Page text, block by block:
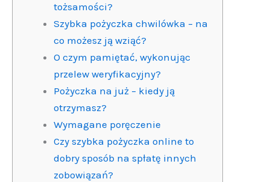
tożsamości?
Szybka pożyczka chwilówka – na
co możesz ją wziąć?
O czym pamiętać, wykonując
przelew weryfikacyjny?
Pożyczka na już – kiedy ją
otrzymasz?
Wymagane poręczenie
Czy szybka pożyczka online to
dobry sposób na spłatę innych
zobowiązań?